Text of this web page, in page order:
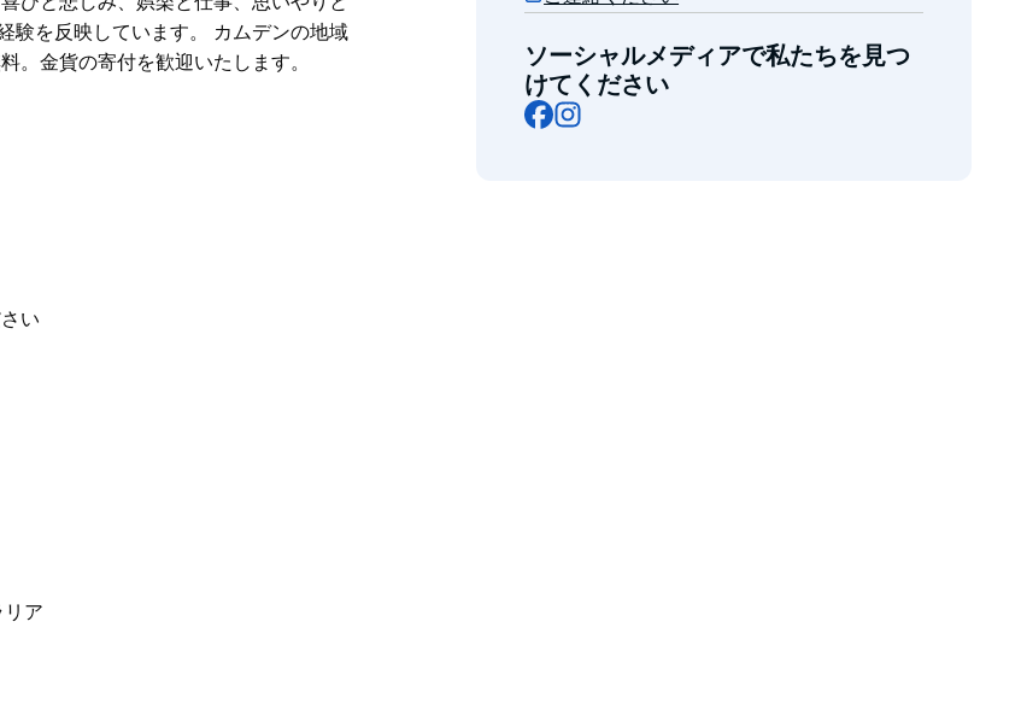
験を反映しています。 カムデンの地域
。金貨の寄付を歓迎いたします。
物語や展示を通して、このユニークな遺
ソーシャルメディアで私たちを見つ
けてください
Facebook
い